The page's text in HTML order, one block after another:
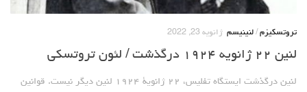
تروتسکیزم / لنینیسم ژانویه 23, 2022
لنین ۲۲ ژانویه ۱۹۲۴ درگذشت / لئون تروتسکی
لنین درگذشت ایستگاه تفلیس، ۲۲ ژانویۀ ۱۹۲۴ لنین دیگر نیست. قوانین